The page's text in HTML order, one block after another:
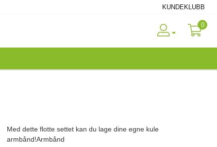
KUNDEKLUBB
0
Med dette flotte settet kan du lage dine egne kule
armbånd!Armbånd